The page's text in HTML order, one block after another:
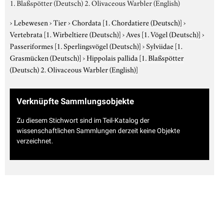
1. Blaßspötter (Deutsch) 2. Olivaceous Warbler (English)
›Lebewesen›Tier›Chordata [1. Chordatiere (Deutsch)]›
Vertebrata [1. Wirbeltiere (Deutsch)]›Aves [1. Vögel (Deutsch)]›
Passeriformes [1. Sperlingsvögel (Deutsch)]›Sylviidae [1.
Grasmücken (Deutsch)]›Hippolais pallida [1. Blaßspötter
(Deutsch) 2. Olivaceous Warbler (English)]
Verknüpfte Sammlungsobjekte
Zu diesem Stichwort sind im Teil-Katalog der
wissenschaftlichen Sammlungen derzeit keine Objekte
verzeichnet.